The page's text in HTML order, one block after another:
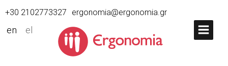
+30 2102773327 ergonomia@ergonomia.gr
en el